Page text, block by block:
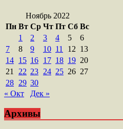
Ноябрь 2022
Пн Вт Ср Чт Пт Сб Вс
1
2 3 4 5
6
7
8 9 10 11 12 13
14 15 16 17 18 19 20
21
22 23 24 25 26 27
28 29 30
« Окт
Дек »
Архивы